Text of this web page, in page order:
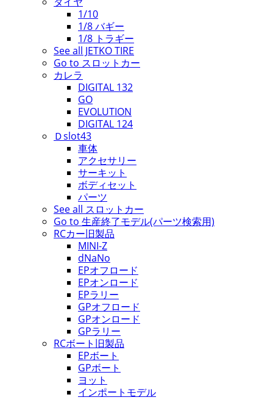
1/10
1/8 バギー
1/8 トラギー
See all JETKO TIRE
Go to スロットカー
カレラ
DIGITAL 132
GO
EVOLUTION
DIGITAL 124
Ｄslot43
車体
アクセサリー
サーキット
ボディセット
パーツ
See all スロットカー
Go to 生産終了モデル(パーツ検索用)
RCカー旧製品
MINI-Z
dNaNo
EPオフロード
EPオンロード
EPラリー
GPオフロード
GPオンロード
GPラリー
RCボート旧製品
EPボート
GPボート
ヨット
インポートモデル